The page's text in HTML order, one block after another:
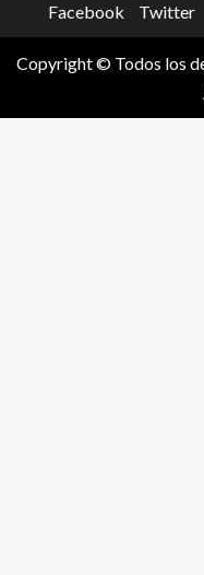
Facebook Twitter
Copyright © Todos los